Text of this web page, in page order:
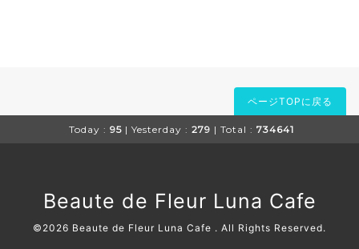
ページTOPに戻る
Today : 95 | Yesterday : 279 | Total : 734641
Beaute de Fleur Luna Cafe
©2026 Beaute de Fleur Luna Cafe . All Rights Reserved.